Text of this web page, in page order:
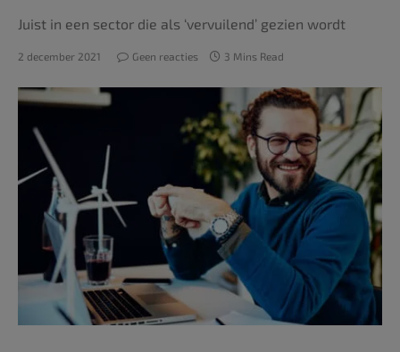
Juist in een sector die als ‘vervuilend’ gezien wordt
2 december 2021 Geen reacties 3 Mins Read